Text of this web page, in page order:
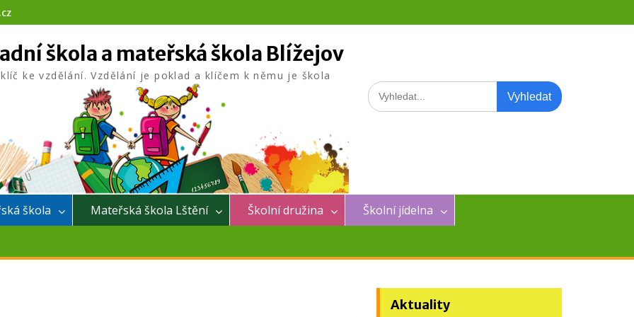
škola a mateřská škola Blížejov
ke vzdělání. Vzdělání je poklad a klíčem k němu je škola
Search
for:
škola Mateřská škola Lštění Školní družina
Školní jídelna
Aktuality